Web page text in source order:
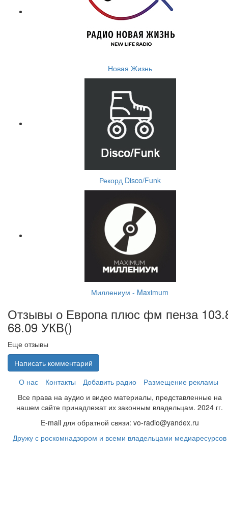
Новая Жизнь
Рекорд Disco/Funk
Миллениум - Maximum
Отзывы о Европа плюс фм пенза
68.09 УКВ()
Еще отзывы
Написать комментарий
О нас
Контакты Добавить радио
Размещение рекламы
Все права на аудио и видео материалы, представленные на
нашем сайте принадлежат их законным владельцам. 2024 гг.
E-mail для обратной связи: vo-radio@yandex.ru
Дружу с роскомнадзором и всеми владельцами медиаресурсов